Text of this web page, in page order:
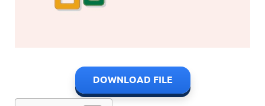
DOWNLOAD FILE